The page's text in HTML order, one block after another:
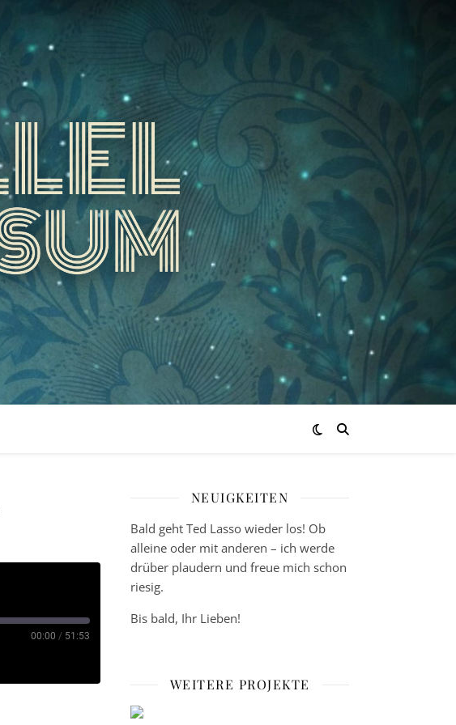
00:00 / 51:53
NEUIGKEITEN
Bald geht Ted Lasso wieder los! Ob
alleine oder mit anderen – ich werde
drüber plaudern und freue mich schon
riesig.
Bis bald, Ihr Lieben!
WEITERE PROJEKTE